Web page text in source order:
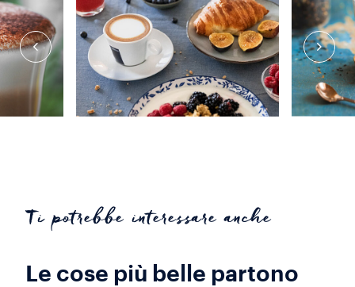
Ti potrebbe interessare anche
Le cose più belle partono